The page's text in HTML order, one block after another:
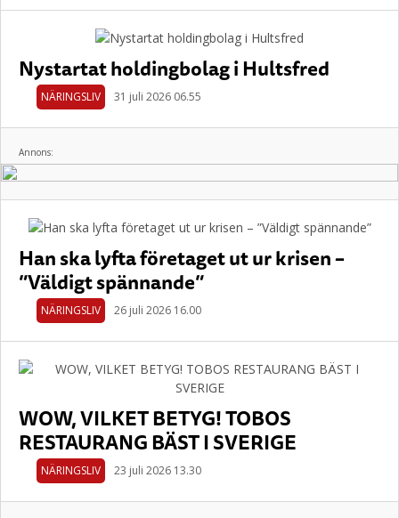
Nystartat holdingbolag i Hultsfred
NÄRINGSLIV 31 juli 2026 06.55
Annons:
Han ska lyfta företaget ut ur krisen –
”Väldigt spännande”
NÄRINGSLIV 26 juli 2026 16.00
WOW, VILKET BETYG! TOBOS
RESTAURANG BÄST I SVERIGE
NÄRINGSLIV 23 juli 2026 13.30